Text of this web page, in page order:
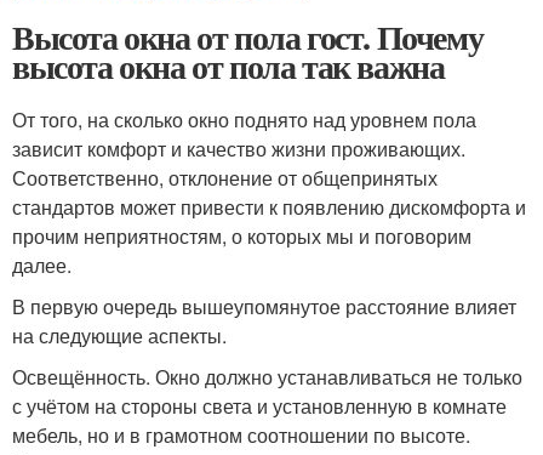
Высота окна от пола гост. Почему
высота окна от пола так важна
От того, на сколько окно поднято над уровнем пола
зависит комфорт и качество жизни проживающих.
Соответственно, отклонение от общепринятых
стандартов может привести к появлению дискомфорта и
прочим неприятностям, о которых мы и поговорим
далее.
В первую очередь вышеупомянутое расстояние влияет
на следующие аспекты.
Освещённость. Окно должно устанавливаться не только
с учётом на стороны света и установленную в комнате
мебель, но и в грамотном соотношении по высоте.